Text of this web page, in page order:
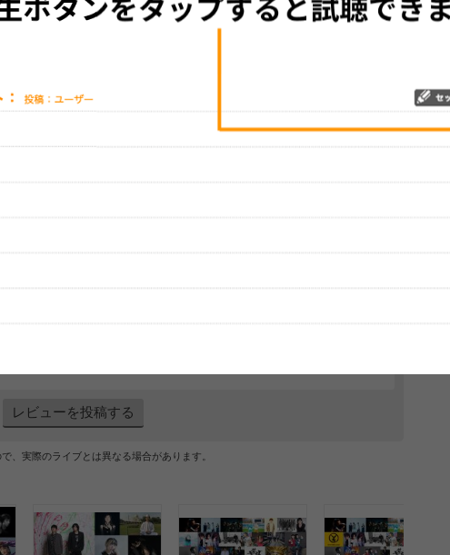
レビューを投稿する
、実際のライブとは異なる場合があります。